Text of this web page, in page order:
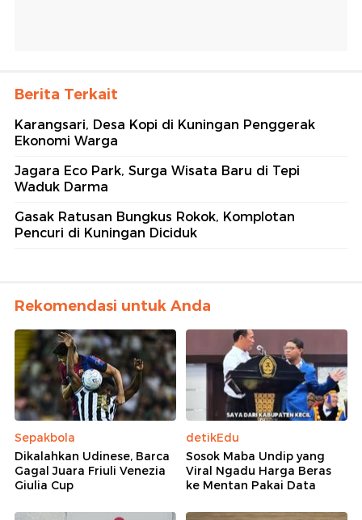
Berita Terkait
Karangsari, Desa Kopi di Kuningan Penggerak
Ekonomi Warga
Jagara Eco Park, Surga Wisata Baru di Tepi
Waduk Darma
Gasak Ratusan Bungkus Rokok, Komplotan
Pencuri di Kuningan Diciduk
Rekomendasi untuk Anda
Sepakbola
Dikalahkan Udinese, Barca
Gagal Juara Friuli Venezia
Giulia Cup
detikEdu
Sosok Maba Undip yang
Viral Ngadu Harga Beras
ke Mentan Pakai Data